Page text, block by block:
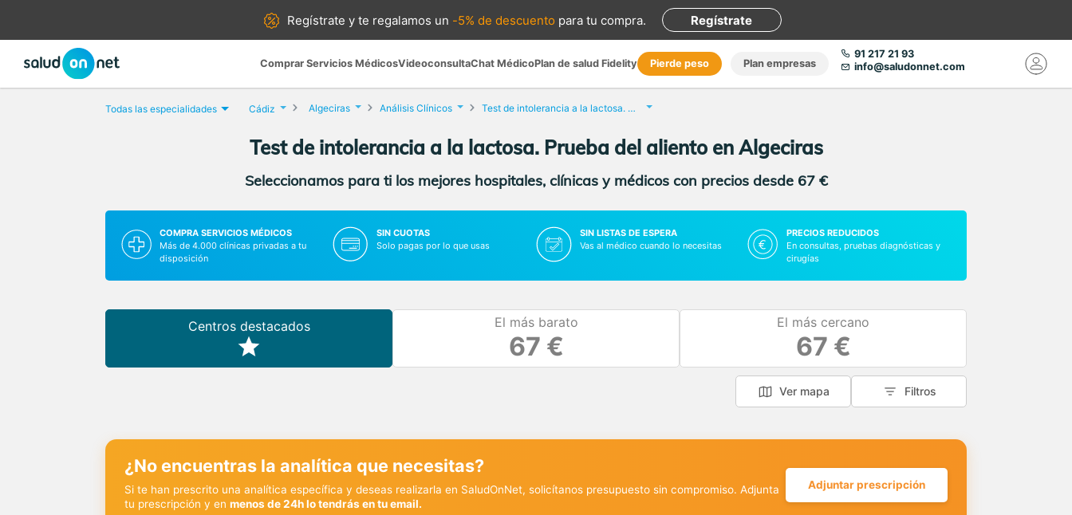
Regístrate yte regalamos un -5% de descuento para tu compra. Regístrate
Comprar Servicios MédicosVideoconsultaChat MédicoPlan de salud Fidelity Pierde peso Plan empresas
91 217 21 93
info@saludonnet.com
Todas las especialidades Cádiz Algeciras Análisis Clínicos Test de intolerancia a la lactosa. Prueba del aliento
Test de intolerancia a la lactosa. Prueba del aliento en Algeciras
Seleccionamos para ti los mejores hospitales, clínicas y médicos con precios desde 67 €
COMPRA SERVICIOS MÉDICOS
Más de 4.000 clínicas privadas a tu
disposición
SIN CUOTAS
Solo pagas por lo que usas
SIN LISTAS DE ESPERA
Vas al médico cuando lo necesitas
PRECIOS REDUCIDOS
En consultas, pruebas diagnósticas y
cirugías
Centros destacados El más barato
67 €
El más cercano
67 €
Ver mapa Filtros
¿No encuentras la analítica que necesitas?
Si te han prescrito una analítica específica y deseas realizarla en SaludOnNet, solicítanos presupuesto sin compromiso. Adjunta
tu prescripción y en menos de 24h lo tendrás en tu email.
Adjuntar prescripción